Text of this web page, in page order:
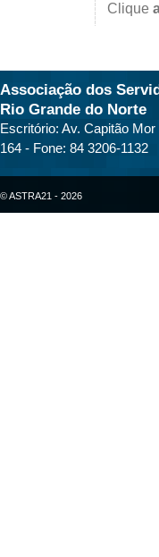
Clique
Associação dos
Rio Grande do Norte
Escritório: Av. Capitão
164 - Fone: 84 3206-1132
© ASTRA21 - 2026